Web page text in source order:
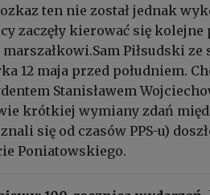
ten nie został jednak
zaczęły kierować się kolejne
Piłsudski
12 maja przed południem.
Stanisławem
krótkiej wymiany zdań
się od czasów PPS-u)
Poniatowskiego.